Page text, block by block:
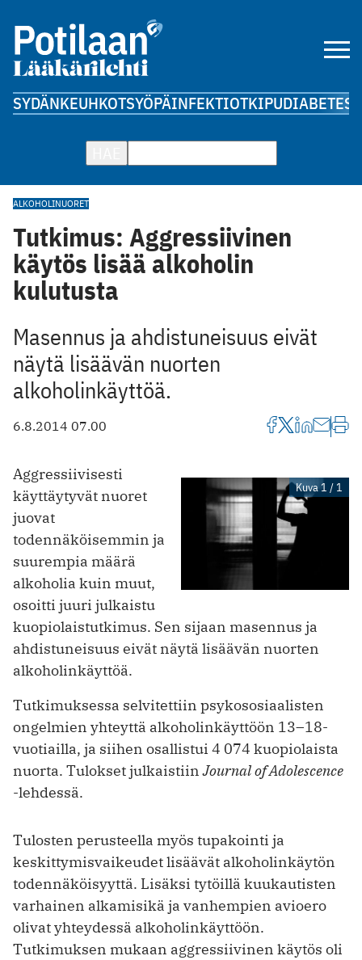
SYDÄNKEUHKOTSYÖPÄINFEKTIOTKIPUDIABETES
ALKOHOLINUORET
Tutkimus: Aggressiivinen
käytös lisää alkoholin
kulutusta
Masennus ja ahdistuneisuus eivät
näytä lisäävän nuorten
alkoholinkäyttöä.
6.8.2014 07.00
Kuva 1 / 1
Aggressiivisesti
käyttäytyvät nuoret
juovat
todennäköisemmin ja
suurempia määrä
alkoholia kuin muut,
osoitti juuri julkaistu
kuopiolaistutkimus. Sen sijaan masennus ja
ahdistuneisuus eivät näytä lisäävän nuorten
alkoholinkäyttöä.
Tutkimuksessa selvitettiin psykososiaalisten
ongelmien yhteyttä alkoholinkäyttöön 13–18-
vuotiailla, ja siihen osallistui 4 074 kuopiolaista
nuorta. Tulokset julkaistiinJournal of Adolescence
-lehdessä.
Tulosten perusteella myös tupakointi ja
keskittymisvaikeudet lisäävät alkoholinkäytön
todennäköisyyttä. Lisäksi tytöillä kuukautisten
varhainen alkamisikä ja vanhempien avioero
olivat yhteydessä alkoholinkäyttöön.
Tutkimuksen mukaan aggressiivinen käytös oli